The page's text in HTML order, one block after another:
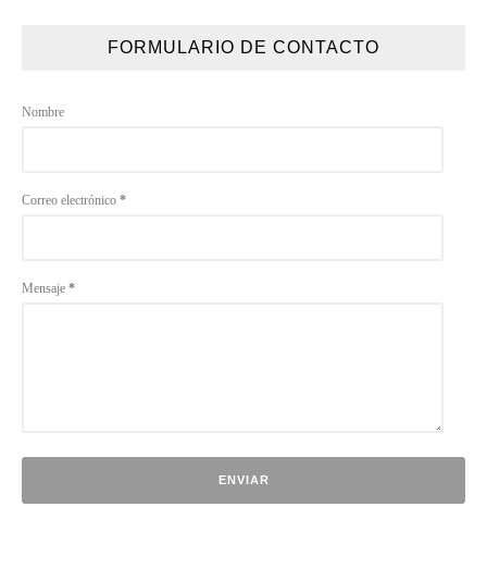
FORMULARIO DE CONTACTO
Nombre
Correo electrónico *
Mensaje *